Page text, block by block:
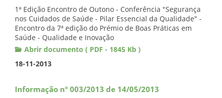
1ª Edição Encontro de Outono - Conferência "Segurança
nos Cuidados de Saúde - Pilar Essencial da Qualidade" -
Encontro da 7ª edição do Prémio de Boas Práticas em
Saúde - Qualidade e Inovação
Abrir documento ( PDF - 1845 Kb )
18-11-2013
Informação nº 003/2013 de 14/05/2013